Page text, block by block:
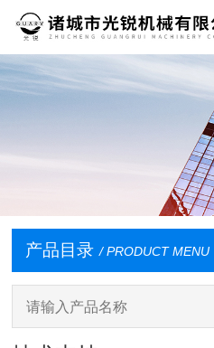
产品目录 / PRODUCT MENU